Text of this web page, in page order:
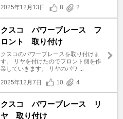
2025年12月13日
8 2
クスコ パワーブレース フ
ロント 取り付け
クスコのパワーブレースを取り付けま
す。 リヤを付けたのでフロント側を作
業していきます。 リヤのパワ ...
2025年12月7日
10 4
クスコ パワーブレース リ
ヤ 取り付け